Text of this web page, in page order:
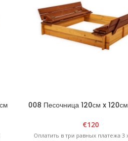
008 Песочница 120см x
— коричневый/желтый
€120
Оплатить в три равных платежа 3